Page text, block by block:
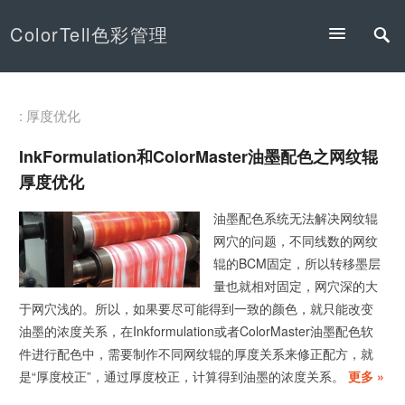
ColorTell色彩管理
: 厚度优化
InkFormulation和ColorMaster油墨配色之网纹辊
厚度优化
油墨配色系统无法解决网纹辊
网穴的问题，不同线数的网纹
辊的BCM固定，所以转移墨层
量也就相对固定，网穴深的大
于网穴浅的。所以，如果要尽可能得到一致的颜色，就只能改变
油墨的浓度关系，在Inkformulation或者ColorMaster油墨配色软
件进行配色中，需要制作不同网纹辊的厚度关系来修正配方，就
是“厚度校正”，通过厚度校正，计算得到油墨的浓度关系。
更多 »